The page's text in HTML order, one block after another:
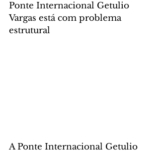
Ponte Internacional Getulio
Vargas está com problema
estrutural
A Ponte Internacional Getulio